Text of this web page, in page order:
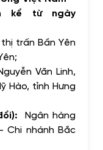
kể từ ngày
trấn Bần Yên
Văn Linh,
Hào, tỉnh Hưng
Ngân hàng
Chi nhánh Bắc